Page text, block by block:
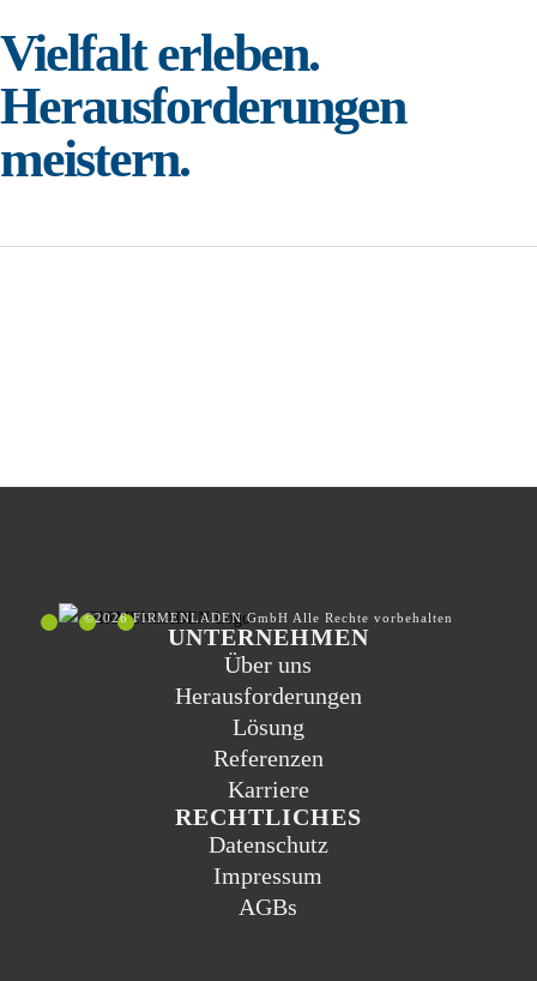
Vielfalt erleben.
Herausforderungen
meistern.
©2026 FIRMENLADEN GmbH Alle Rechte vorbehalten
UNTERNEHMEN
Über uns
Herausforderungen
Lösung
Referenzen
Karriere
RECHTLICHES
Datenschutz
Impressum
AGBs